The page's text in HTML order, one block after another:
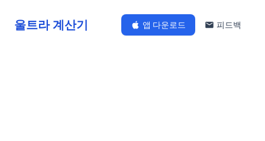
울트라 계산기 앱 다운로드 피드백